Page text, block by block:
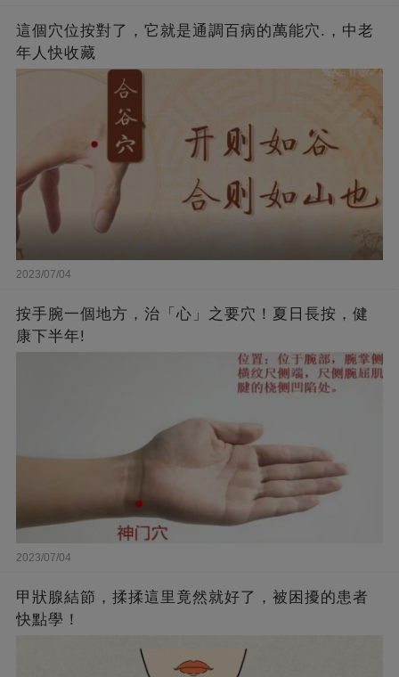
這個穴位按對了，它就是通調百病的萬能穴.，中老
年人快收藏
2023/07/04
按手腕一個地方，治「心」之要穴！夏日長按，健
康下半年!
2023/07/04
甲狀腺結節，揉揉這里竟然就好了，被困擾的患者
快點學！